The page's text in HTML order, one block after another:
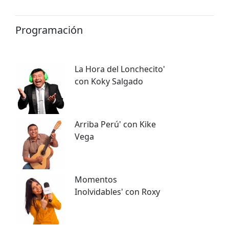
Programación
La Hora del Lonchecito'
con Koky Salgado
Arriba Perú' con Kike
Vega
Momentos
Inolvidables' con Roxy